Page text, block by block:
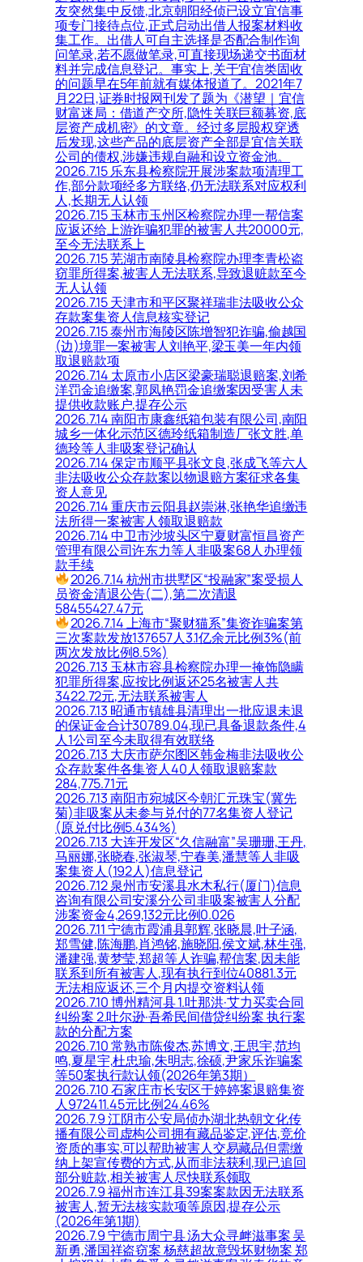
友突然集中反馈,北京朝阳经侦已设立宜信事
项专门接待点位,正式启动出借人报案材料收
集工作。出借人可自主选择是否配合制作询
问笔录,若不愿做笔录,可直接现场递交书面材
料并完成信息登记。事实上,关于宜信类固收
的问题早在5年前就有媒体报道了。2021年7
月22日,证券时报网刊发了题为《潜望｜宜信
财富迷局：借道产交所,隐性关联巨额募资,底
层资产成机密》的文章。经过多层股权穿透
后发现,这些产品的底层资产全部是宜信关联
公司的债权,涉嫌违规自融和设立资金池。
2026.7.15 乐东县检察院开展涉案款项清理工
作,部分款项经多方联络,仍无法联系对应权利
人,长期无人认领
2026.7.15 玉林市玉州区检察院办理一帮信案
应返还给上游诈骗犯罪的被害人共20000元,
至今无法联系上
2026.7.15 芜湖市南陵县检察院办理李青松盗
窃罪所得案,被害人无法联系,导致退赃款至今
无人认领
2026.7.15 天津市和平区聚祥瑞非法吸收公众
存款案集资人信息核实登记
2026.7.15 泰州市海陵区陈增智犯诈骗,偷越国
(边)境罪一案被害人刘艳平,梁玉美一年内领
取退赔款项
2026.7.14 太原市小店区梁豪瑞聪退赔案,刘希
洋罚金追缴案,郭凤艳罚金追缴案因受害人未
提供收款账户,提存公示
2026.7.14 南阳市康鑫纸箱包装有限公司,南阳
城乡一体化示范区德玲纸箱制造厂张文胜,单
德玲等人非吸案登记确认
2026.7.14 保定市顺平县张文良,张成飞等六人
非法吸收公众存款案以物退赔方案征求各集
资人意见
2026.7.14 重庆市云阳县赵崇淋,张艳华追缴违
法所得一案被害人领取退赔款
2026.7.14 中卫市沙坡头区宁夏财富恒昌资产
管理有限公司许东力等人非吸案68人办理领
款手续
2026.7.14 杭州市拱墅区“投融家”案受损人
员资金清退公告(二),第二次清退
58455427.47元
2026.7.14 上海市“聚财猫系”集资诈骗案第
三次案款发放137657人3.1亿余元比例3%(前
两次发放比例8.5%)
2026.7.13 玉林市容县检察院办理一掩饰隐瞒
犯罪所得案,应按比例返还25名被害人共
3422.72元,无法联系被害人
2026.7.13 昭通市镇雄县清理出一批应退未退
的保证金合计30789.04,现已具备退款条件,4
人1公司至今未取得有效联络
2026.7.13 大庆市萨尔图区韩金梅非法吸收公
众存款案件各集资人40人领取退赔案款
284,775.71元
2026.7.13 南阳市宛城区今朝汇元珠宝(冀先
菊)非吸案从未参与兑付的77名集资人登记
(原兑付比例5.434%)
2026.7.13 大连开发区“久信融富”吴珊珊,王丹,
马丽娜,张晓春,张淑琴,宁春美,潘慧等人非吸
案集资人(192人)信息登记
2026.7.12 泉州市安溪县水木私行(厦门)信息
咨询有限公司安溪分公司非吸案被害人分配
涉案资金4,269,132元比例0.026
2026.7.11 宁德市霞浦县郭辉,张晓晨,叶子涵,
郑雪健,陈海鹏,肖鸿铭,施晓阳,侯文斌,林生强,
潘建强,黄梦莹,郑超等人诈骗,帮信案,因未能
联系到所有被害人,现有执行到位40881.3元
无法相应返还,三个月内提交资料认领
2026.7.10 博州精河县 1.吐那洪·艾力买卖合同
纠纷案 2.吐尔逊·吾希民间借贷纠纷案 执行案
款的分配方案
2026.7.10 常熟市陈俊杰,苏博文,王思宇,范均
鸣,夏星宇,杜忠瑜,朱明志,徐硕,尹家乐诈骗案
等50案执行款认领(2026年第3期）
2026.7.10 石家庄市长安区于婷婷案退赔集资
人972411.45元比例24.46%
2026.7.9 江阴市公安局侦办湖北热朝文化传
播有限公司虚构公司拥有藏品鉴定,评估,竞价
资质的事实,可以帮助被害人交易藏品但需缴
纳上架宣传费的方式,从而非法获利,现已追回
部分赃款,相关被害人尽快联系领取
2026.7.9 福州市连江县39案案款因无法联系
被害人,暂无法核实款项等原因,提存公示
(2026年第1期)
2026.7.9 宁德市周宁县 汤大众寻衅滋事案 吴
新勇,潘国祥盗窃案 杨慈超故意毁坏财物案 郑